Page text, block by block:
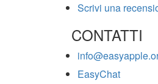
Scrivi una
CONTATTI
EasyChat